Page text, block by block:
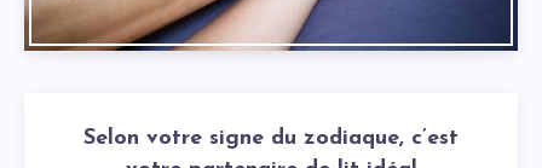
Selon votre signe du zodiaque, c’est